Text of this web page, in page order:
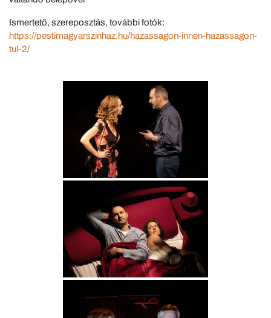
Ismertető, szereposztás, további fotók:
https://pestimagyarszinhaz.hu/hazassagon-innen-hazassagon-
tul-2/